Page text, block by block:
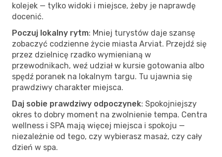
kolejek — tylko widoki i miejsce, żeby je naprawdę
docenić.
Poczuj lokalny rytm: Mniej turystów daje szansę
zobaczyć codzienne życie miasta Arviat. Przejdź się
przez dzielnicę rzadko wymienianą w
przewodnikach, weź udział w kursie gotowania albo
spędź poranek na lokalnym targu. Tu ujawnia się
prawdziwy charakter miejsca.
Daj sobie prawdziwy odpoczynek: Spokojniejszy
okres to dobry moment na zwolnienie tempa. Centra
wellness i SPA mają więcej miejsca i spokoju —
niezależnie od tego, czy wybierasz masaż, czy cały
dzień w spa.